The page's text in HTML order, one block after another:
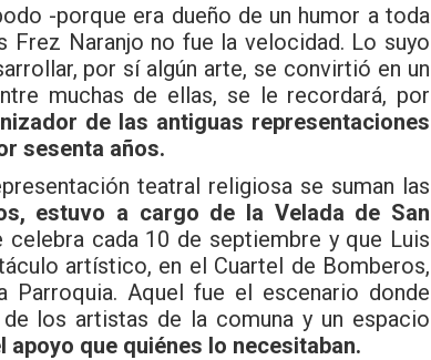
-porque era dueño de un humor a toda
Naranjo no fue la velocidad. Lo suyo
por sí algún arte, se convirtió en un
muchas de ellas, se le recordará, por
de las antiguas representaciones
sesenta años.
teatral religiosa se suman las
estuvo a cargo de la Velada de San
celebra cada 10 de septiembre y que Luis
artístico, en el Cuartel de Bomberos,
Aquel fue el escenario donde
los artistas de la comuna y un espacio
que quiénes lo necesitaban.